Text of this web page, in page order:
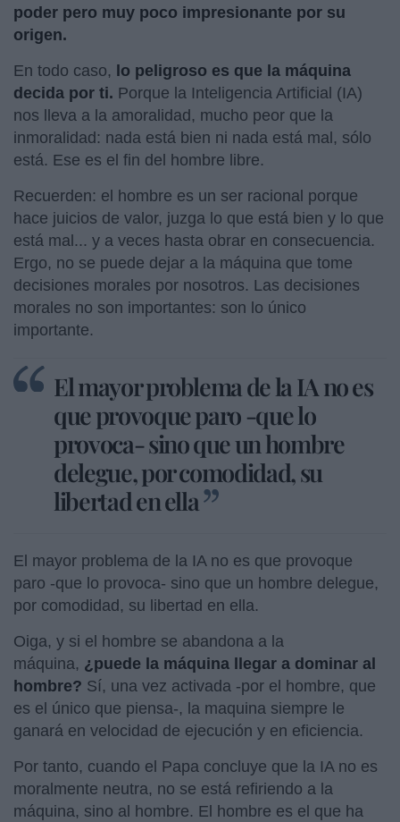
poder pero muy poco impresionante por su
origen.
En todo caso, lo peligroso es que la máquina
decida por ti. Porque la Inteligencia Artificial (IA)
nos lleva a la amoralidad, mucho peor que la
inmoralidad: nada está bien ni nada está mal, sólo
está. Ese es el fin del hombre libre.
Recuerden: el hombre es un ser racional porque
hace juicios de valor, juzga lo que está bien y lo que
está mal... y a veces hasta obrar en consecuencia.
Ergo, no se puede dejar a la máquina que tome
decisiones morales por nosotros. Las decisiones
morales no son importantes: son lo único
importante.
El mayor problema de la IA no es
que provoque paro -que lo
provoca- sino que un hombre
delegue, por comodidad, su
libertad en ella
El mayor problema de la IA no es que provoque
paro -que lo provoca- sino que un hombre delegue,
por comodidad, su libertad en ella.
Oiga, y si el hombre se abandona a la
máquina, ¿puede la máquina llegar a dominar al
hombre? Sí, una vez activada -por el hombre, que
es el único que piensa-, la maquina siempre le
ganará en velocidad de ejecución y en eficiencia.
Por tanto, cuando el Papa concluye que la IA no es
moralmente neutra, no se está refiriendo a la
máquina, sino al hombre. El hombre es el que ha